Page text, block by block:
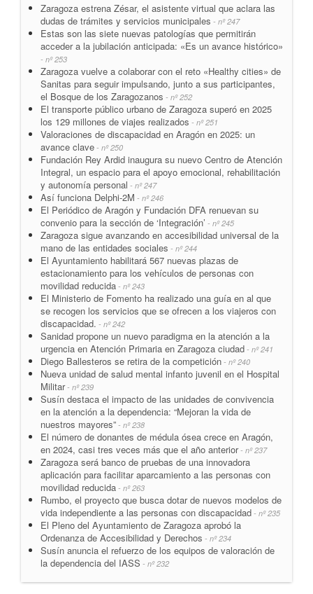
Zaragoza estrena Zésar, el asistente virtual que aclara las
dudas de trámites y servicios municipales - nº 247
Estas son las siete nuevas patologías que permitirán
acceder a la jubilación anticipada: «Es un avance histórico»
- nº 253
Zaragoza vuelve a colaborar con el reto «Healthy cities» de
Sanitas para seguir impulsando, junto a sus participantes,
el Bosque de los Zaragozanos - nº 252
El transporte público urbano de Zaragoza superó en 2025
los 129 millones de viajes realizados - nº 251
Valoraciones de discapacidad en Aragón en 2025: un
avance clave - nº 250
Fundación Rey Ardid inaugura su nuevo Centro de Atención
Integral, un espacio para el apoyo emocional, rehabilitación
y autonomía personal - nº 247
Así funciona Delphi-2M - nº 246
El Periódico de Aragón y Fundación DFA renuevan su
convenio para la sección de ‘Integración’ - nº 245
Zaragoza sigue avanzando en accesibilidad universal de la
mano de las entidades sociales - nº 244
El Ayuntamiento habilitará 567 nuevas plazas de
estacionamiento para los vehículos de personas con
movilidad reducida - nº 243
El Ministerio de Fomento ha realizado una guía en al que
se recogen los servicios que se ofrecen a los viajeros con
discapacidad. - nº 242
Sanidad propone un nuevo paradigma en la atención a la
urgencia en Atención Primaria en Zaragoza ciudad - nº 241
Diego Ballesteros se retira de la competición - nº 240
Nueva unidad de salud mental infanto juvenil en el Hospital
Militar- nº 239
Susín destaca el impacto de las unidades de convivencia
en la atención a la dependencia: “Mejoran la vida de
nuestros mayores” - nº 238
El número de donantes de médula ósea crece en Aragón,
en 2024, casi tres veces más que el año anterior- nº 237
Zaragoza será banco de pruebas de una innovadora
aplicación para facilitar aparcamiento a las personas con
movilidad reducida - nº 263
Rumbo, el proyecto que busca dotar de nuevos modelos de
vida independiente a las personas con discapacidad - nº 235
El Pleno del Ayuntamiento de Zaragoza aprobó la
Ordenanza de Accesibilidad y Derechos - nº 234
Susín anuncia el refuerzo de los equipos de valoración de
la dependencia del IASS - nº 232